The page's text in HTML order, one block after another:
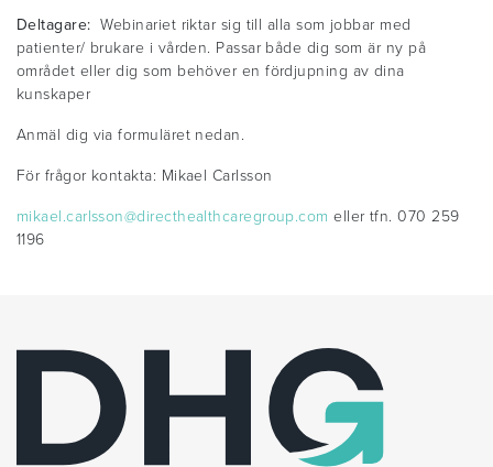
Deltagare: Webinariet riktar sig till alla som jobbar med
patienter/ brukare i vården. Passar både dig som är ny på
området eller dig som behöver en fördjupning av dina
kunskaper
Anmäl dig via formuläret nedan.
För frågor kontakta: Mikael Carlsson
mikael.carlsson@directhealthcaregroup.com eller tfn. 070 259
1196